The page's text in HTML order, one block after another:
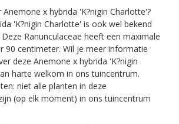
x hybrida 'K?nigin Charlotte'?
'K?nigin Charlotte' is ook wel bekend
Ranunculaceae heeft een maximale
90 centimeter. Wil je meer informatie
deze Anemone x hybrida 'K?nigin
harte welkom in ons tuincentrum.
niet alle planten in deze
(op elk moment) in ons tuincentrum